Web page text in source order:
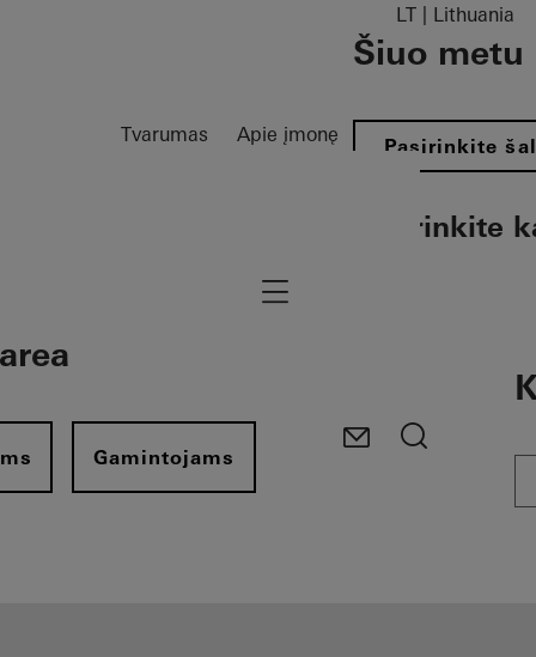
Tvarumas Apie įmonę
LT | Lithuania
Šiuo
Pasirinkite
Pasirinkite
Gamintojams
Navigation öffnen